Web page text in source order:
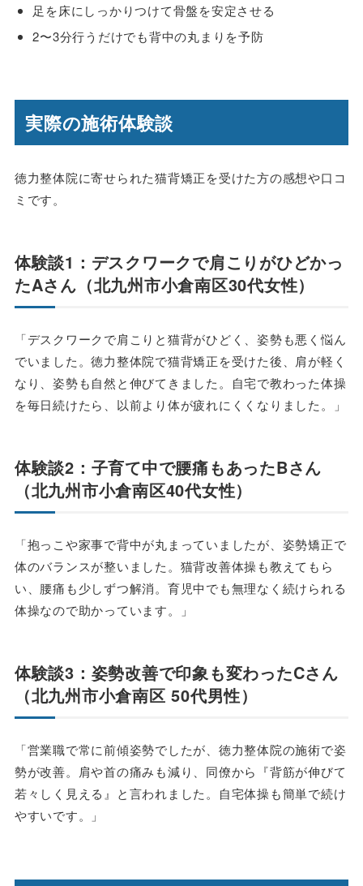
足を床にしっかりつけて骨盤を安定させる
2〜3分行うだけでも背中の丸まりを予防
実際の施術体験談
徳力整体院に寄せられた猫背矯正を受けた方の感想や口コ
ミです。
体験談1：デスクワークで肩こりがひどかっ
たAさん（北九州市小倉南区30代女性）
「デスクワークで肩こりと猫背がひどく、姿勢も悪く悩ん
でいました。徳力整体院で猫背矯正を受けた後、肩が軽く
なり、姿勢も自然と伸びてきました。自宅で教わった体操
を毎日続けたら、以前より体が疲れにくくなりました。」
体験談2：子育て中で腰痛もあったBさん
（北九州市小倉南区40代女性）
「抱っこや家事で背中が丸まっていましたが、姿勢矯正で
体のバランスが整いました。猫背改善体操も教えてもら
い、腰痛も少しずつ解消。育児中でも無理なく続けられる
体操なので助かっています。」
体験談3：姿勢改善で印象も変わったCさん
（北九州市小倉南区 50代男性）
「営業職で常に前傾姿勢でしたが、徳力整体院の施術で姿
勢が改善。肩や首の痛みも減り、同僚から『背筋が伸びて
若々しく見える』と言われました。自宅体操も簡単で続け
やすいです。」